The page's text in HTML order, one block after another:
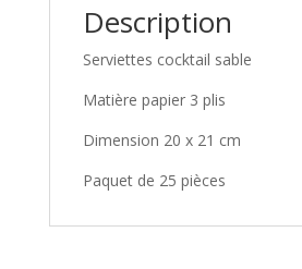
Description
Serviettes cocktail sable
Matière papier 3 plis
Dimension 20 x 21 cm
Paquet de 25 pièces